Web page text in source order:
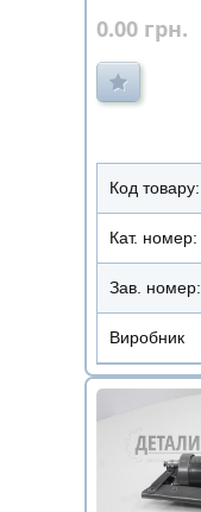
0.00 грн.
Код товару:
Кат. номер:
Зав. номер:
Виробник